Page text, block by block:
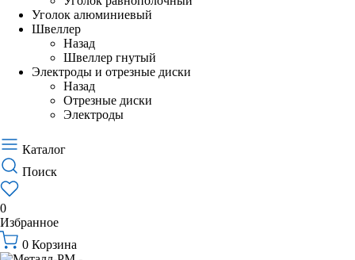
Уголок алюминиевый
Швеллер
Назад
Швеллер гнутый
Электроды и отрезные диски
Назад
Отрезные диски
Электроды
Каталог
Поиск
0
Избранное
0 Корзина